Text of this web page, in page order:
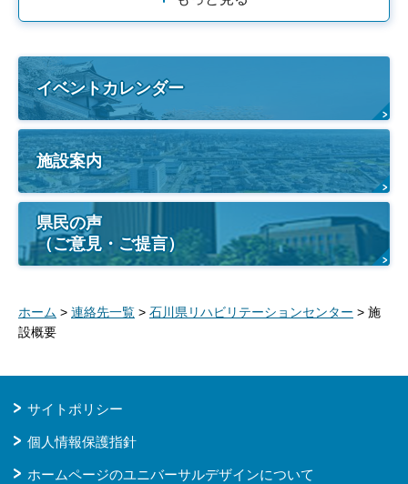
イベントカレンダー
施設案内
県民の声
（ご意見・ご提言）
ホーム > 連絡先一覧 > 石川県リハビリテーションセンター > 施
設概要
サイトポリシー
個人情報保護指針
ホームページのユニバーサルデザインについて